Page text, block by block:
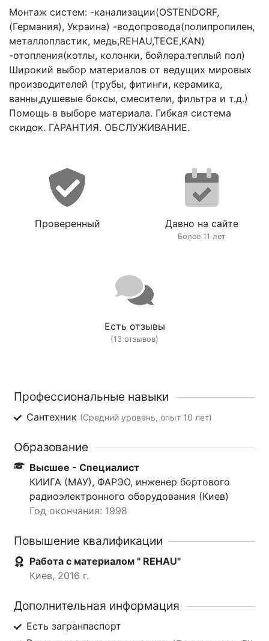
Монтаж систем: -канализации(OSTENDORF,
(Германия), Украина) -водопровода(полипропилен,
металлопластик, медь,REHAU,TECE,KAN)
-отопления(котлы, колонки, бойлера.теплый пол)
Широкий выбор материалов от ведущих мировых
производителей (трубы, фитинги, керамика,
ванны,душевые боксы, смесители, фильтра и т.д.)
Помощь в выборе материала. Гибкая система
скидок. ГАРАНТИЯ. ОБСЛУЖИВАНИЕ.
Проверенный Давно на сайте
Более 11 лет
Есть отзывы
(13 отзывов)
Профессиональные навыки
Сантехник (Средний уровень, опыт 10 лет)
Образование
Высшее - Специалист
КИИГА (МАУ), ФАРЭО, инженер бортового
радиоэлектронного оборудования (Киев)
Год окончания: 1998
Повышение квалификации
Работа с материалом " REHAU"
Киев, 2016 г.
Дополнительная информация
Есть загранпаспорт